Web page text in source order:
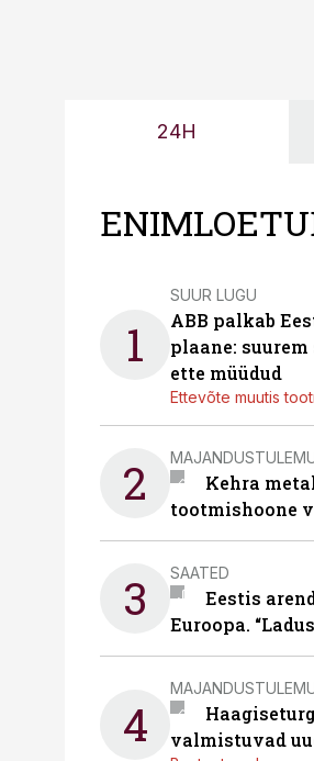
24H
1
SUUR LUGU
ABB palkab
plaane:
ette müüdud
Ettevõte muutis
2
Kehra
tootmishoone
3 SAATED
Eestis
Euroopa.
4
valmistuvad